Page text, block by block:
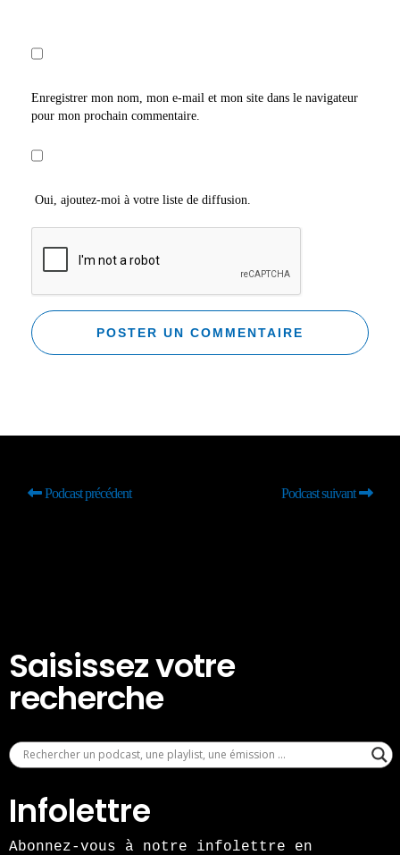
Enregistrer mon nom, mon e-mail et mon site dans le navigateur
pour mon prochain commentaire.
Oui, ajoutez-moi à votre liste de diffusion.
Podcast précédent Podcast suivant
Saisissez votre
recherche
Infolettre
Abonnez-vous à notre infolettre en